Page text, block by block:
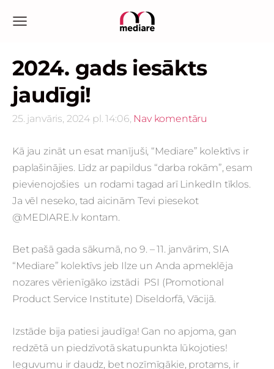
2024. gads iesākts
jaudīgi!
25. janvāris, 2024 pl. 14:06, Nav komentāru
Kā jau zināt un esat manījuši, “Mediare” kolektīvs ir
paplašinājies. Līdz ar papildus “darba rokām”, esam
pievienojošies un rodami tagad arī LinkedIn tīklos.
Ja vēl neseko, tad aicinām Tevi piesekot
@MEDIARE.lv kontam.
Bet pašā gada sākumā, no 9. – 11. janvārim, SIA
“Mediare” kolektīvs jeb Ilze un Anda apmeklēja
nozares vērienīgāko izstādi PSI (Promotional
Product Service Institute) Diseldorfā, Vācijā.
Izstāde bija patiesi jaudīga! Gan no apjoma, gan
redzētā un piedzīvotā skatupunkta lūkojoties!
Ieguvumu ir daudz, bet nozīmīgākie, protams, ir